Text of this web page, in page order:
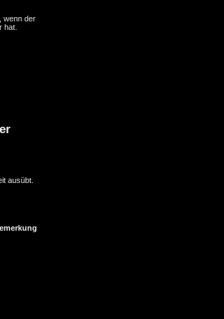
wenn der
hat.
ausübt.